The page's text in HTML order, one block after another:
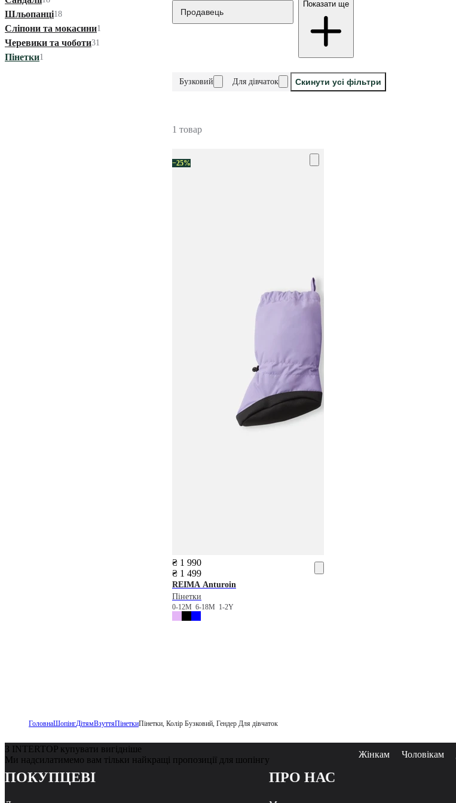
Шльопанці18
Сліпони та мокасини1
Черевики та чоботи31
Пінетки1
Продавець
Показати ще
Бузковий Для дівчаток Скинути усі фільтри
1 товар
−25%
₴ 1 990
₴ 1 499
REIMA Anturoin
Пінетки
0-12М 6-18M 1-2Y
ГоловнаШопінгДітямВзуттяПінеткиПінетки, Колір Бузковий, Гендер Для дівчаток
З INTERTOP купувати вигідніше
Ми надсилатимемо вам тільки найкращі пропозиції для шопінгу
Жінкам Чоловікам
ПОКУПЦЕВІ ПРО НАС